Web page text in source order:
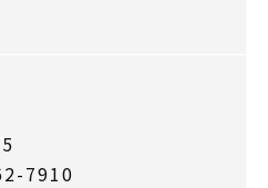
7910